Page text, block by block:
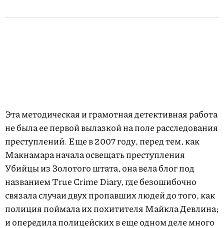
Эта методическая и грамотная детективная работа
не была ее первой вылазкой на поле расследования
преступлений. Еще в 2007 году, перед тем, как
Макнамара начала освещать преступления
Убийцы из Золотого штата, она вела блог под
названием True Crime Diary, где безошибочно
связала случаи двух пропавших людей до того, как
полиция поймала их похитителя Майкла Девлина;
и опередила полицейских в еще одном деле много